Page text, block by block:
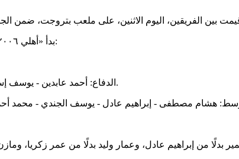
بدأ «أهلي ٢٠٠٦» المباراة بتشكيل مكون من:
الدفاع: أحمد عابدين - يوسف إسلام - عمر زكريا - محمد رضا.